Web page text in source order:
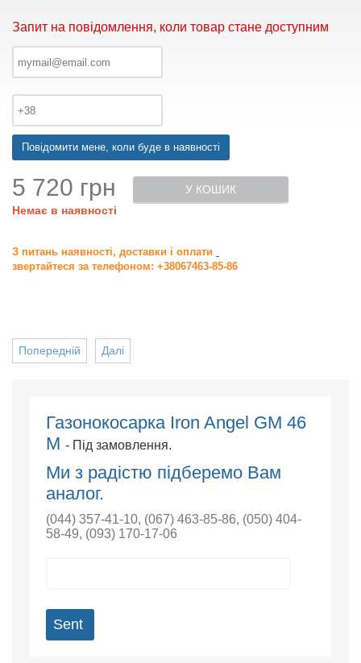
Запит на повідомлення, коли товар стане доступним
Повідомити мене, коли буде в наявності
5 720 грн
Немає в наявності
У КОШИК
З питань наявності, доставки і оплати
звертайтеся за телефоном: +38067463-85-86
Далі
Попередній
Газонокосарка Iron Angel GM 46
M - Під замовлення.
Ми з радістю підберемо Вам
аналог.
(044) 357-41-10, (067) 463-85-86, (050) 404-
58-49, (093) 170-17-06
Sent